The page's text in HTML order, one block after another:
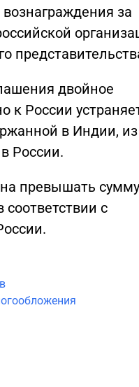
за
двойное
к России
в Индии, из
России.
превышать
соответствии с